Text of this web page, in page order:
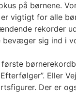
på børnene.
vigtigt for alle
rekorder
sig ind i
Eller
Der er